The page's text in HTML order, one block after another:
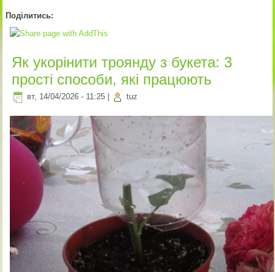
Поділитись:
Як укорінити троянду з букета: 3
прості способи, які працюють
вт, 14/04/2026 - 11:25 tuz